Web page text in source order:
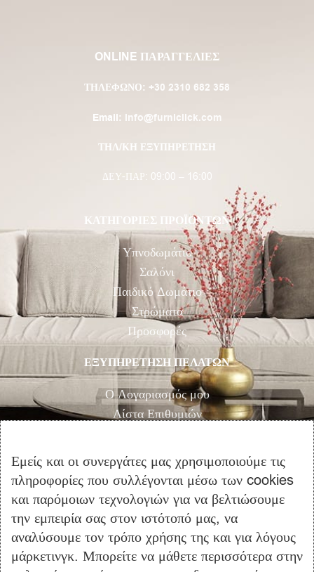
ONLINE ΠΑΡΑΓΓΕΛΙΕΣ
ΤΗΛΈΦΩΝΟ: +30 2310 682 358
Email: info@furniclick.com
ΤΗΛ/ΚΗ ΕΞΥΠΗΡΕΤΗΣΗ
ΔΕΥ-ΠΑΡ: 09:00 – 16:00
ΚΑΤΗΓΟΡΙΕΣ ΠΡΟΪΟΝΤΩΝ
Υπνοδωμάτιο
Σαλόνι
Παιδικό Δωμάτιο
Στρώματα
Προσφορές
ΕΞΥΠΗΡΕΤΗΣΗ ΠΕΛΑΤΩΝ
Ο Λογαριασμός μου
Λίστα Επιθυμιών
Καλάθι Αγορών
Επικοινωνία
ΠΛΗΡΟΦΟΡΙΕΣ
Όροι Χρήσης
Τρόποι Πληρωμής – Αποστολής
Εμείς και οι συνεργάτες μας χρησιμοποιούμε τις
πληροφορίες που συλλέγονται μέσω των cookies
και παρόμοιων τεχνολογιών για να βελτιώσουμε
την εμπειρία σας στον ιστότοπό μας, να
αναλύσουμε τον τρόπο χρήσης της και για λόγους
μάρκετινγκ. Μπορείτε να μάθετε περισσότερα στην